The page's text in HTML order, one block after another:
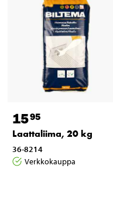
1595
Laattaliima, 20 kg
36-8214
Verkkokauppa